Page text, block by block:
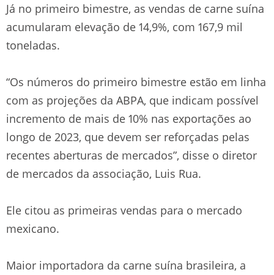
Já no primeiro bimestre, as vendas de carne suína
acumularam elevação de 14,9%, com 167,9 mil
toneladas.
“Os números do primeiro bimestre estão em linha
com as projeções da ABPA, que indicam possível
incremento de mais de 10% nas exportações ao
longo de 2023, que devem ser reforçadas pelas
recentes aberturas de mercados”, disse o diretor
de mercados da associação, Luis Rua.
Ele citou as primeiras vendas para o mercado
mexicano.
Maior importadora da carne suína brasileira, a